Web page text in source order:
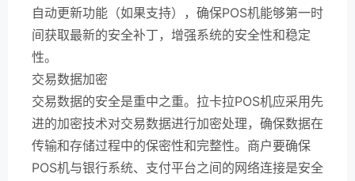
自动更新功能（如果支持），确保POS机能够第一时
间获取最新的安全补丁，增强系统的安全性和稳定
性。
交易数据加密
交易数据的安全是重中之重。拉卡拉POS机应采用先
进的加密技术对交易数据进行加密处理，确保数据在
传输和存储过程中的保密性和完整性。商户要确保
POS机与银行系统、支付平台之间的网络连接是安全